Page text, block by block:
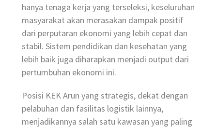
hanya tenaga kerja yang terseleksi, keseluruhan
masyarakat akan merasakan dampak positif
dari perputaran ekonomi yang lebih cepat dan
stabil. Sistem pendidikan dan kesehatan yang
lebih baik juga diharapkan menjadi output dari
pertumbuhan ekonomi ini.
Posisi KEK Arun yang strategis, dekat dengan
pelabuhan dan fasilitas logistik lainnya,
menjadikannya salah satu kawasan yang paling